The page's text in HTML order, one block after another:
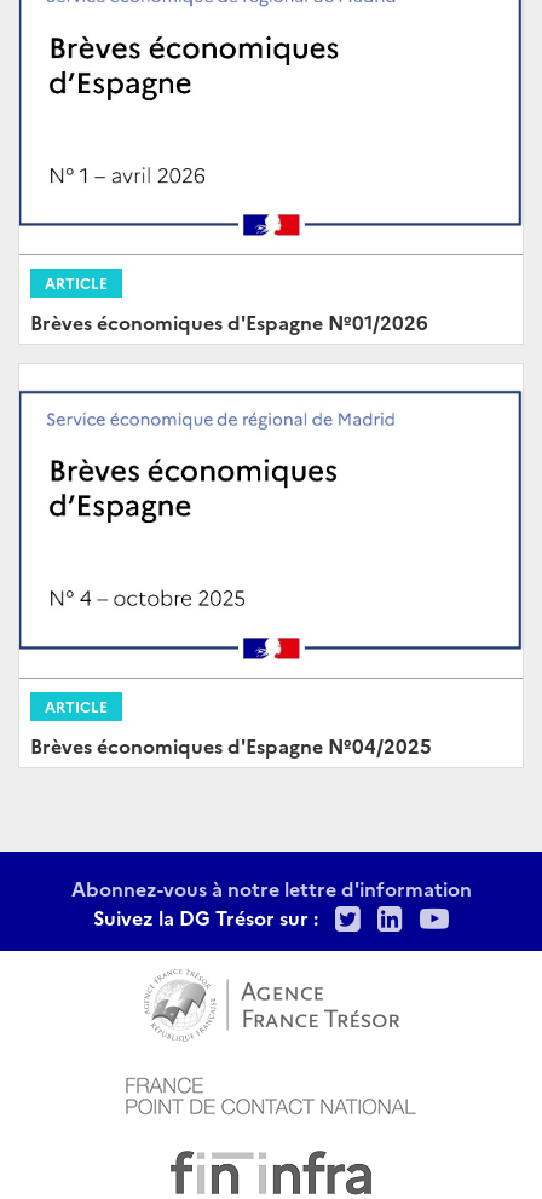
ARTICLE
Brèves économiques d'Espagne Nº01/2026
ARTICLE
Brèves économiques d'Espagne Nº04/2025
Abonnez-vous à notre lettre d'information
Suivez la DG Trésor sur :
TwitterLinkedIn